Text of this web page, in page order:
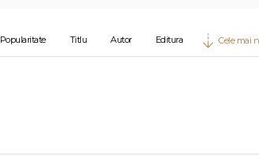
Popularitate Titlu Autor Editura Cele mai